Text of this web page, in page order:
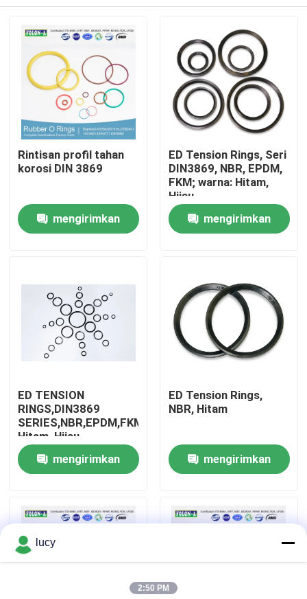
Video
Tentang kita
Kontrol kualitas
Hubungi kami
Semua Kasus
Rintisan profil tahan
korosi DIN 3869
mengirimkan
ED Tension Rings, Seri
DIN3869, NBR, EPDM,
FKM; warna: Hitam,
Hijau
mengirimkan
ED TENSION
RINGS,DIN3869
SERIES,NBR,EPDM,FKM;KOLOR:
Hitam, Hijau
mengirimkan
ED Tension Rings,
NBR, Hitam
mengirimkan
lucy
2:50 PM